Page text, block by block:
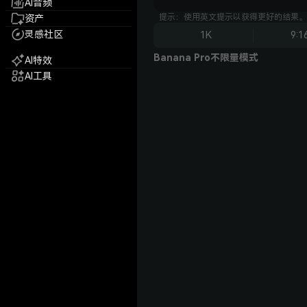
AI音频
资产
灵感社区
AI特效
AI工具
提示：使用英文提示以获得更好的结果。
1K
Banana Pro不限量模式